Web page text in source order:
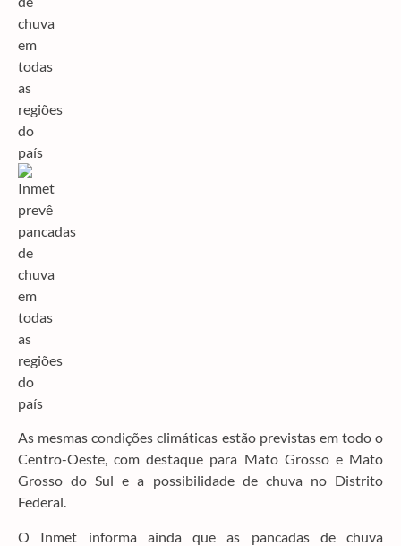
As mesmas condições climáticas estão previstas em todo o
Centro-Oeste, com destaque para Mato Grosso e Mato
Grosso do Sul e a possibilidade de chuva no Distrito
Federal.
O Inmet informa ainda que as pancadas de chuva